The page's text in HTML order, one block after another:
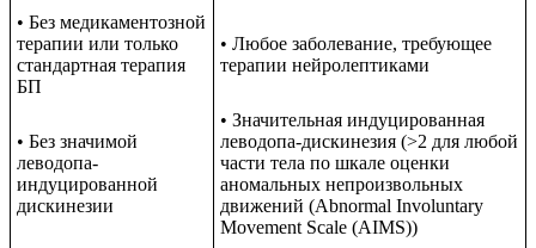
• Без медикаментозной
терапии или только
стандартная терапия
БП
• Любое заболевание, требующее
терапии нейролептиками
• Без значимой
леводопа-
индуцированной
дискинезии
• Значительная индуцированная
леводопа-дискинезия (>2 для любой
части тела по шкале оценки
аномальных непроизвольных
движений (Abnormal Involuntary
Movement Scale (AIMS))